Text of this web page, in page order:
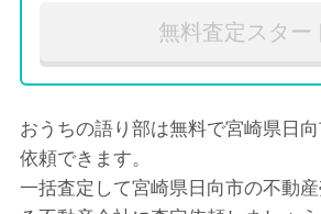
無料査定スター
おうちの語り部は無料で宮崎県日
依頼できます。
一括査定して宮崎県日向市の不動